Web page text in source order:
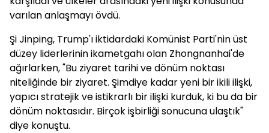
varılan anlaşmayı övdü.
Şi Jinping, Trump'ı iktidardaki Komünist Parti'nin üst
düzey liderlerinin ikametgahı olan Zhongnanhai'de
ağırlarken, "Bu ziyaret tarihi ve dönüm noktası
niteliğinde bir ziyaret. Şimdiye kadar yeni bir ikili ilişki,
yapıcı stratejik ve istikrarlı bir ilişki kurduk, ki bu da bir
dönüm noktasıdır. Birçok işbirliği sonucuna ulaştık"
diye konuştu.